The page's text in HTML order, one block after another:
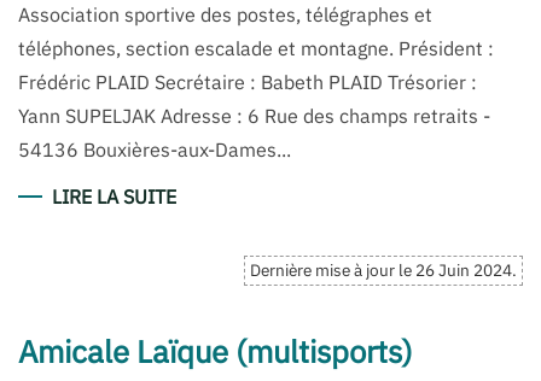
Association sportive des postes, télégraphes et
téléphones, section escalade et montagne. Président :
Frédéric PLAID Secrétaire : Babeth PLAID Trésorier :
Yann SUPELJAK Adresse : 6 Rue des champs retraits -
54136 Bouxières-aux-Dames...
LIRE LA SUITE
Dernière mise à jour le 26 Juin 2024.
Amicale Laïque (multisports)